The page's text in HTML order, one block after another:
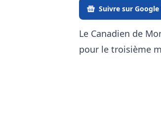
Suivre sur Google
Le Canadien de
pour le troisième